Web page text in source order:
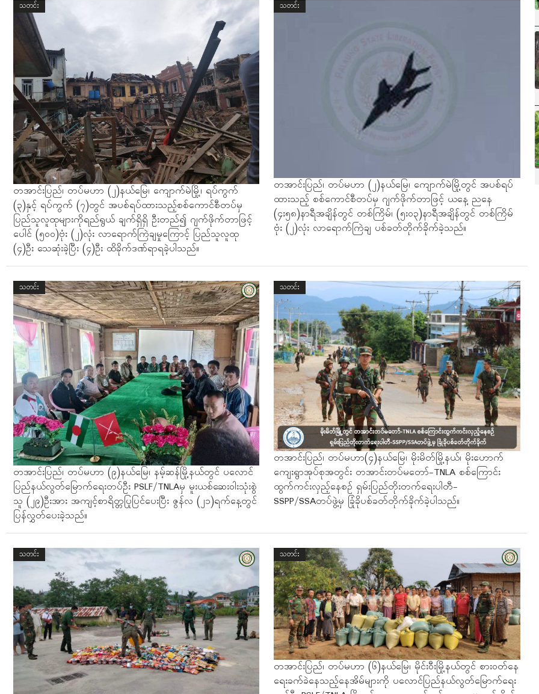
သတင်း
တအာင်းပြည်၊ တပ်မဟာ (၂)နယ်မြေ၊ ကျောက်မဲမြို့၊ ရပ်ကွက်
(၃)နှင့် ရပ်ကွက် (၇)တွင် အပစ်ရပ်ထားသည့်စစ်ကောင်စီတပ်မှ
ပြည်သူလူထုများကိုရည်ရွယ် ချက်ရှိရှိ ဦးတည်၍ ဂျက်ဖိုက်တာဖြင့်
ပေါင် (၅၀၀)ဗုံး (၂)လုံး လာရောက်ကြဲချမှုကြောင့် ပြည်သူလူထု
(၄)ဦး သေဆုံးခဲ့ပြီး (၄)ဦး ထိခိုက်ဒဏ်ရာရခဲ့ပါသည်။
သတင်း
တအာင်းပြည်၊ တပ်မဟာ (၂)နယ်မြေ၊ ကျောက်မဲမြို့တွင် အပစ်ရပ်
ထားသည့် စစ်ကောင်စီတပ်မှ ဂျက်ဖိုက်တာဖြင့် ယနေ့ ညနေ
(၄း၅၈)နာရီအချိန်တွင် တစ်ကြိမ်၊ (၅း၀၃)နာရီအချိန်တွင် တစ်ကြိမ်
ဗုံး (၂)လုံး လာရောက်ကြဲချ ပစ်ခတ်တိုက်ခိုက်ခဲ့သည်။
သတင်း
တအာင်းပြည်၊ တပ်မဟာ (၉)နယ်မြေ၊ နမ့်ဆန်မြို့နယ်တွင် ပလောင်
ပြည်နယ်လွတ်မြောက်ရေးတပ်ဦး PSLF/TNLAမှ မူးယစ်ဆေးဝါးသုံးစွဲ
သူ (၂၉)ဦးအား အကျင့်စာရိတ္တပြုပြင်ပေးပြီး ဇွန်လ (၂၁)ရက်နေ့တွင်
ပြန်လွှတ်ပေးခဲ့သည်။
သတင်း
တအာင်းပြည်၊ တပ်မဟာ(၄)နယ်မြေ၊ မိုးမိတ်မြို့နယ်၊ မိုးဟောက်
ကျေးရွာအုပ်စုအတွင်း တအာင်းတပ်မတော်-TNLA စစ်ကြောင်း
ထွက်ကင်းလှည့်နေစဉ် ရှမ်းပြည်တိုးတက်ရေးပါတီ-
SSPP/SSAတပ်ဖွဲ့မှ ခြုံခိုပစ်ခတ်တိုက်ခိုက်ခဲ့ပါသည်။
သတင်း သတင်း
တအာင်းပြည်၊ တပ်မဟာ (၆)နယ်မြေ၊ မိုင်းဝီးမြို့နယ်တွင် စားဝတ်နေ
ရေးခက်ခဲနေသည့်နေအိမ်များကို ပလောင်ပြည်နယ်လွတ်မြောက်ရေး